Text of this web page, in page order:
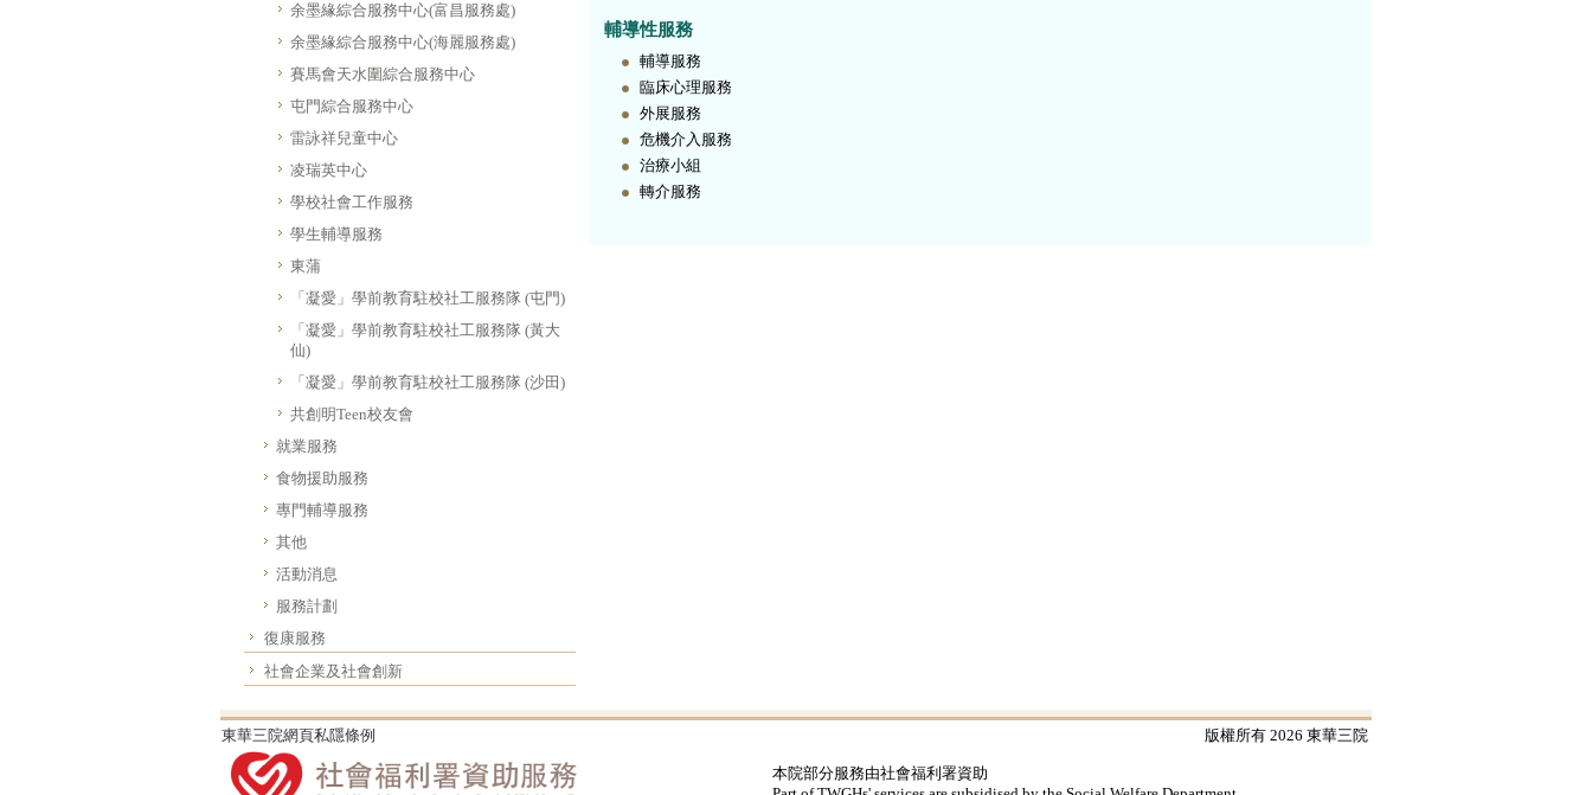
余墨緣綜合服務中心(富昌服務處)
余墨緣綜合服務中心(海麗服務處)
賽馬會天水圍綜合服務中心
屯門綜合服務中心
雷詠祥兒童中心
凌瑞英中心
學校社會工作服務
學生輔導服務
東蒲
「凝愛」學前教育駐校社工服務隊 (屯門)
「凝愛」學前教育駐校社工服務隊 (黃大
仙)
「凝愛」學前教育駐校社工服務隊 (沙田)
共創明Teen校友會
就業服務
食物援助服務
專門輔導服務
其他
活動消息
服務計劃
復康服務
社會企業及社會創新
輔導性服務
輔導服務
臨床心理服務
外展服務
危機介入服務
治療小組
轉介服務
東華三院網頁私隱條例 版權所有 2026 東華三院
本院部分服務由社會福利署資助